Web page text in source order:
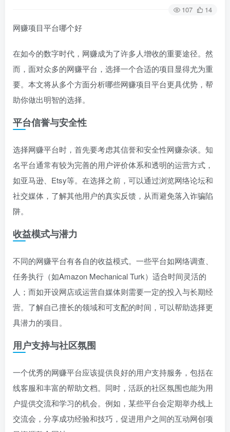
107 14
网赚项目平台哪个好
在如今的数字时代，网赚成为了许多人增收的重要途径。然
而，面对众多的网赚平台，选择一个合适的项目显得尤为重
要。本文将从多个方面分析哪些网赚项目平台更具优势，帮
助你做出明智的选择。
平台信誉与安全性
选择网赚平台时，首先要考虑其信誉和安全性网赚杂谈。知
名平台通常有较为完善的用户评价体系和透明的运营方式，
如亚马逊、Etsy等。在选择之前，可以通过浏览网络论坛和
社交媒体，了解其他用户的真实反馈，从而避免落入诈骗陷
阱。
收益模式与潜力
不同的网赚平台有各自的收益模式。一些平台如网络调查、
任务执行（如Amazon Mechanical Turk）适合时间灵活的
人；而如开设网店或运营自媒体则需要一定的投入与长期经
营。了解自己擅长的领域和可支配的时间，可以帮助选择更
具潜力的项目。
用户支持与社区氛围
一个优秀的网赚平台应该提供良好的用户支持服务，包括在
线客服和丰富的帮助文档。同时，活跃的社区氛围也能为用
户提供交流和学习的机会。例如，某些平台会定期举办线上
交流会，分享成功经验和技巧，促进用户之间的互动网创项